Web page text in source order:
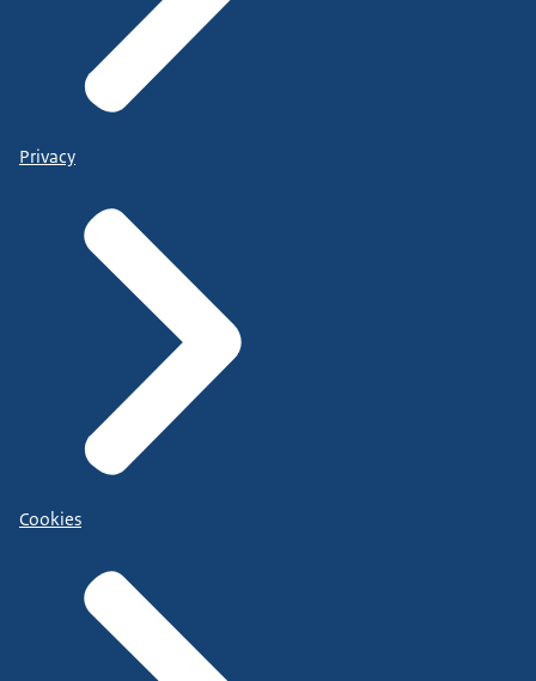
Privacy
Cookies